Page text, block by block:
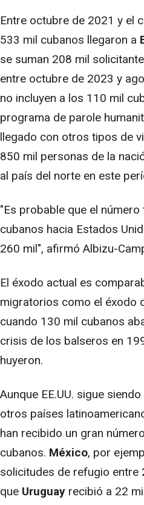
Entre octubre de 2021 y el
533 mil cubanos llegaron a
se suman 208 mil
entre octubre de 2023 y
no incluyen a los 110 mil
programa de parole
llegado con otros tipos de
850 mil personas de la
al país del norte en este
"Es probable que el
cubanos hacia Estados
260 mil", afirmó Albizu-
El éxodo actual es
migratorios como el éxodo
cuando 130 mil cubanos
crisis de los balseros en
huyeron.
Aunque EE.UU. sigue
otros países
han recibido un gran
cubanos. México, por
solicitudes de refugio entre
que Uruguay recibió a 22